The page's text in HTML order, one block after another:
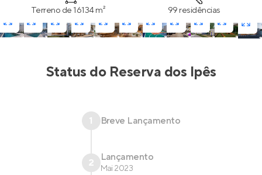
Terreno de 16134 m² 99 residências
Status do Reserva dos Ipês
1 Breve Lançamento
2 Lançamento
Mai 2023